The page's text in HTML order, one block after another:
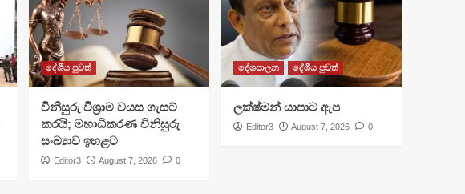
දේශීය පුවත්
විනිසුරු විශ්‍රාම වයස ගැසට්
කරයි; මහාධිකරණ විනිසුරු
සංඛ්‍යාව ඉහළට
Editor3 August 7, 2026 0
දේශපාලන දේශීය පුවත්
ලක්ෂ්මන් යාපාට ඇප
Editor3 August 7, 2026 0